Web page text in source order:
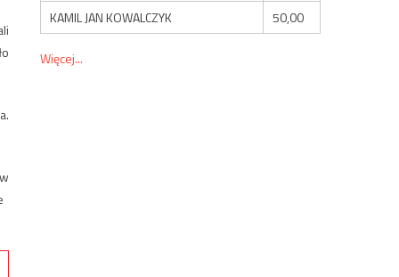
KAMIL JAN KOWALCZYK
50,00
Więcej...